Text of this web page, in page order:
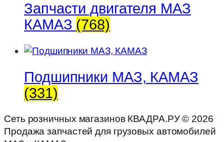
Запчасти двигателя МАЗ
КАМАЗ (768)
Подшипники МАЗ, КАМАЗ
(331)
Сеть розничных магазинов КВАДРА.РУ © 2026
Продажа запчастей для грузовых автомобилей